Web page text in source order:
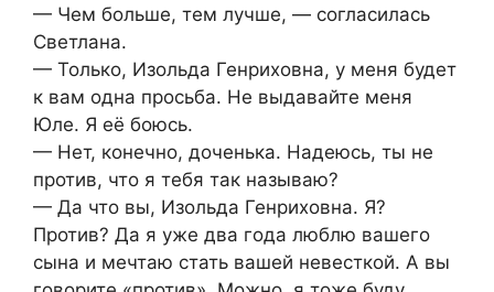
— Чем больше, тем лучше, — согласилась
Светлана.
— Только, Изольда Генриховна, у меня будет
к вам одна просьба. Не выдавайте меня
Юле. Я её боюсь.
— Нет, конечно, доченька. Надеюсь, ты не
против, что я тебя так называю?
— Да что вы, Изольда Генриховна. Я?
Против? Да я уже два года люблю вашего
сына и мечтаю стать вашей невесткой. А вы